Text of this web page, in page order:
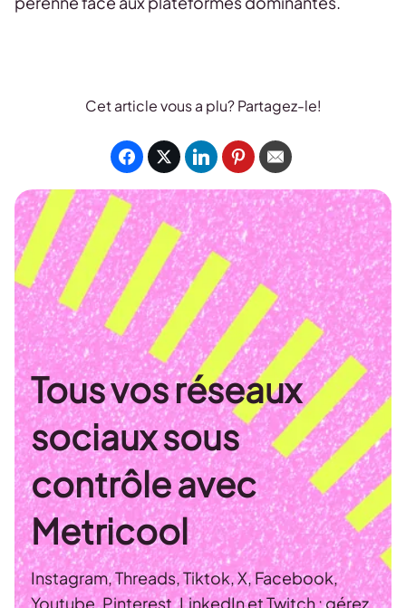
Cet article vous a plu? Partagez-le!
Tous vos réseaux
sociaux sous
contrôle avec
Metricool
Instagram, Threads, Tiktok, X, Facebook,
Youtube, Pinterest, LinkedIn et Twitch : gérez